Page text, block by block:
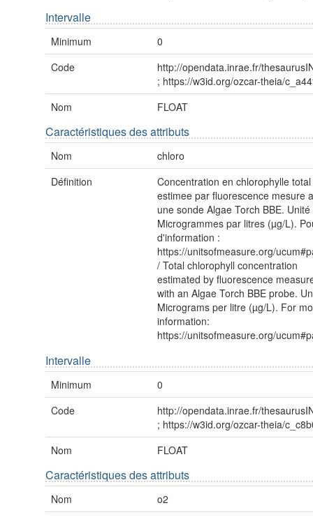
Intervalle
Minimum
0
Code
http://opendata.inrae.fr/
; https://w3id.org/ozcar-theia/
Nom
FLOAT
Caractéristiques des attributs
Nom
chloro
Définition
Concentration en chlorophylle total
estimee par fluorescence mesure
une sonde Algae Torch BBE. Unité
Microgrammes par litres (µg/L).
d'information :
https://unitsofmeasure.org/
/ Total chlorophyll concentration
estimated by fluorescence
with an Algae Torch BBE probe.
Micrograms per litre (µg/L). For
information:
https://unitsofmeasure.org/
Intervalle
Minimum
0
Code
http://opendata.inrae.fr/
; https://w3id.org/ozcar-theia/
Nom
FLOAT
Caractéristiques des attributs
Nom
o2